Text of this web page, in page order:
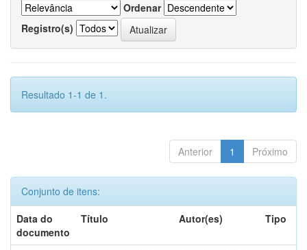
Ordenar
Registro(s)
Resultado 1-1 de 1.
Anterior 1 Próximo
Conjunto de itens:
Data do
documento
Título Autor(es) Tipo